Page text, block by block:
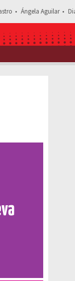
Ángela Aguilar
esta noticia